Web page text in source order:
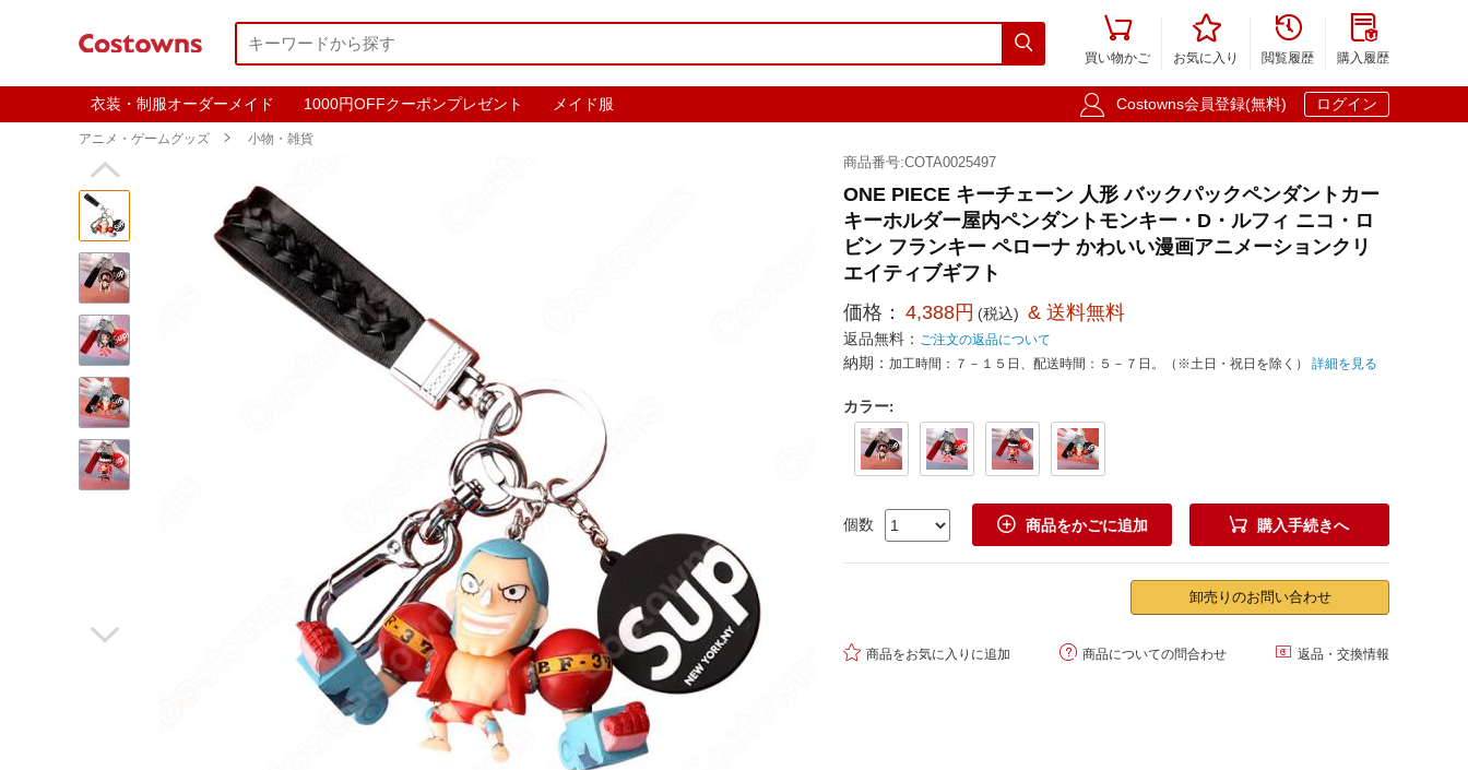


買い物かご

お気に入り

閲覧履歴

購入履歴
衣装・制服オーダーメイド 1000円OFFクーポンプレゼント メイド服  Costowns会員登録(無料) ログイン
アニメ・ゲームグッズ  小物・雑貨


商品番号:COTA0025497
ONE PIECE キーチェーン 人形 バックパックペンダントカー
キーホルダー屋内ペンダントモンキー・D・ルフィ ニコ・ロ
ビン フランキー ペローナ かわいい漫画アニメーションクリ
エイティブギフト
価格： 4,388円 (税込) & 送料無料
返品無料： ご注文の返品について
納期： 加工時間：７－１５日、配送時間：５－７日。（※土日・祝日を除く） 詳細を見る
カラー:
個数  商品をかごに追加  購入手続きへ
卸売りのお問い合わせ
 商品をお気に入りに追加  商品についての問合わせ  返品・交換情報